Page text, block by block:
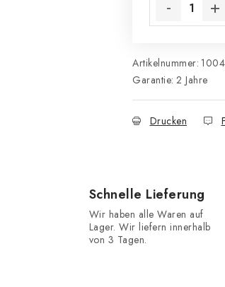
Artikelnummer:
Garantie: 2 Jahre
Drucken
Schnelle Lieferung
Wir haben alle Waren auf
Lager. Wir liefern innerhalb
von 3 Tagen.